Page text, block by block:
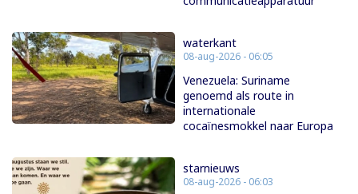
waterkant
08-aug-2026 - 06:05
Venezuela: Suriname
genoemd als route in
internationale
cocaïnesmokkel naar Europa
starnieuws
08-aug-2026 - 06:03